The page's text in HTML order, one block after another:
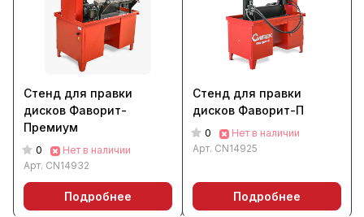
Стенд для правки
дисков Фаворит-
Премиум
0
Нет в наличии
Арт. CN14932
Подробнее
Стенд для правки
дисков Фаворит-П
0
Нет в наличии
Арт. CN14925
Подробнее